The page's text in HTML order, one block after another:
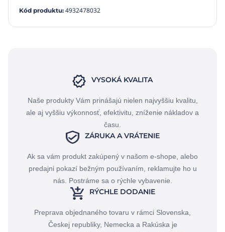
Kód produktu: 4932478032
VYSOKÁ KVALITA
Naše produkty Vám prinášajú nielen najvyššiu kvalitu,
ale aj vyššiu výkonnosť, efektivitu, zníženie nákladov a
času.
ZÁRUKA A VRÁTENIE
Ak sa vám produkt zakúpený v našom e-shope, alebo
predajni pokazí bežným používaním, reklamujte ho u
nás. Postráme sa o rýchle vybavenie.
RÝCHLE DODANIE
Preprava objednaného tovaru v rámci Slovenska,
Českej republiky, Nemecka a Rakúska je